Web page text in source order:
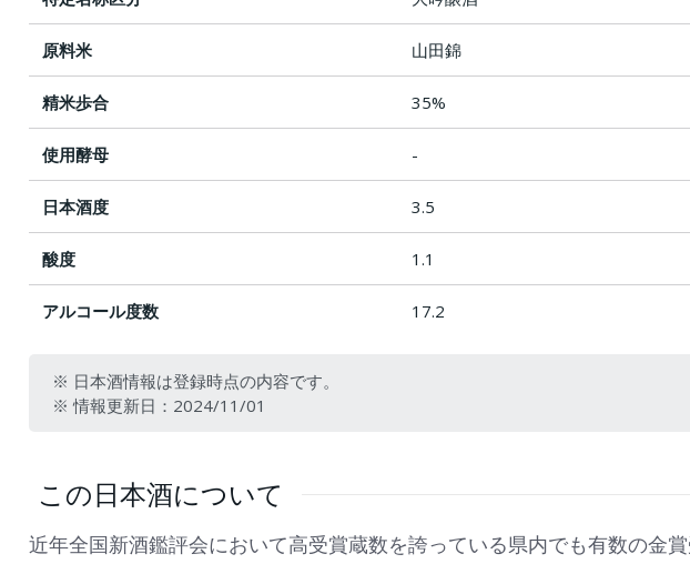
原料米 山田錦
精米歩合 35%
使用酵母 -
日本酒度 3.5
酸度 1.1
アルコール度数 17.2
※ 日本酒情報は登録時点の内容です。
※ 情報更新日：2024/11/01
この日本酒について
近年全国新酒鑑評会において高受賞蔵数を誇っている県内でも有数の金